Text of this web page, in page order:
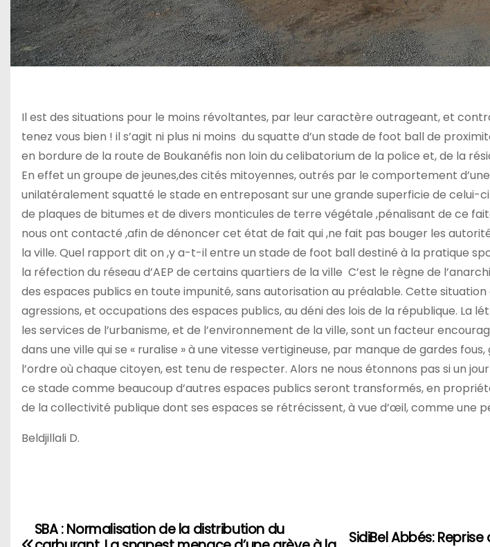
Il est des situations pour le moins révoltantes, par leur caractère outrageant, et
tenez vous bien ! il s’agit ni plus ni moins du squatte d’un stade de foot ball de
en bordure de la route de Boukanéfis non loin du celibatorium de la police et, de la
En effet un groupe de jeunes,des cités mitoyennes, outrés par le comportement
unilatéralement squatté le stade en entreposant sur une grande superficie de celui-
de plaques de bitumes et de divers monticules de terre végétale ,pénalisant de ce
nous ont contacté ,afin de dénoncer cet état de fait qui ,ne fait pas bouger les
la ville. Quel rapport dit on ,y a-t-il entre un stade de foot ball destiné à la pratique
la réfection du réseau d’AEP de certains quartiers de la ville C’est le règne de
des espaces publics en toute impunité, sans autorisation au préalable. Cette situation
agressions, et occupations des espaces publics, au déni des lois de la république. La
les services de l’urbanisme, et de l’environnement de la ville, sont un facteur
dans une ville qui se « ruralise » à une vitesse vertigineuse, par manque de gardes
l’ordre où chaque citoyen, est tenu de respecter. Alors ne nous étonnons pas si un
ce stade comme beaucoup d’autres espaces publics seront transformés, en
de la collectivité publique dont ses espaces se rétrécissent, à vue d’œil, comme une
Beldjillali D.
N
SidiBel Abbés:
SBA : Normalisation de la distribution du